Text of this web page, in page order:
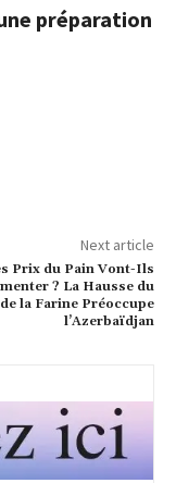
préparation
Next article
Prix du Pain Vont-Ils
? La Hausse du
la Farine Préoccupe
l’Azerbaïdjan